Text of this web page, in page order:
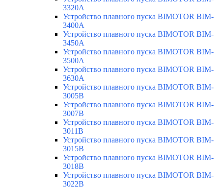
3320A
Устройство плавного пуска BIMOTOR BIM-
3400A
Устройство плавного пуска BIMOTOR BIM-
3450A
Устройство плавного пуска BIMOTOR BIM-
3500A
Устройство плавного пуска BIMOTOR BIM-
3630A
Устройство плавного пуска BIMOTOR BIM-
3005B
Устройство плавного пуска BIMOTOR BIM-
3007B
Устройство плавного пуска BIMOTOR BIM-
3011B
Устройство плавного пуска BIMOTOR BIM-
3015B
Устройство плавного пуска BIMOTOR BIM-
3018B
Устройство плавного пуска BIMOTOR BIM-
3022B